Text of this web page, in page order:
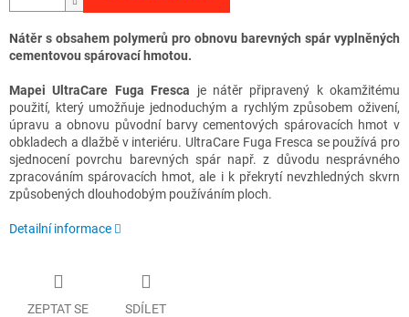
Nátěr s obsahem polymerů pro obnovu barevných spár vyplněných
cementovou spárovací hmotou.
MapeiUltraCare Fuga Fresca je nátěr připravený k okamžitému
použití, který umožňuje jednoduchým a rychlým způsobem oživení,
úpravu a obnovu původní barvy cementových spárovacích hmot v
obkladech a dlažbě v interiéru. UltraCare Fuga Fresca se používá pro
sjednocení povrchu barevných spár např. z důvodu nesprávného
zpracováním spárovacích hmot, ale i k překrytí nevzhledných skvrn
způsobených dlouhodobým používáním ploch.
Detailní informace
ZEPTAT SE SDÍLET